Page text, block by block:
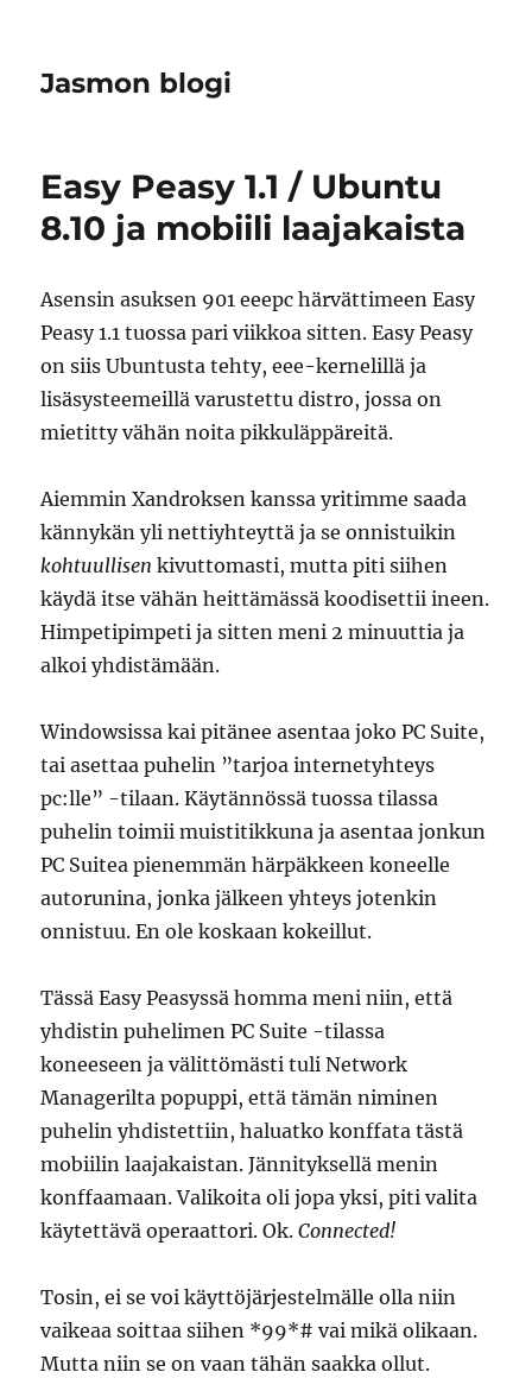
Jasmon blogi
Easy Peasy 1.1 / Ubuntu
8.10 ja mobiili laajakaista
Asensin asuksen 901 eeepc härvättimeen Easy
Peasy 1.1 tuossa pari viikkoa sitten. Easy Peasy
on siis Ubuntusta tehty, eee-kernelillä ja
lisäsysteemeillä varustettu distro, jossa on
mietitty vähän noita pikkuläppäreitä.
Aiemmin Xandroksen kanssa yritimme saada
kännykän yli nettiyhteyttä ja se onnistuikin
kohtuullisen kivuttomasti, mutta piti siihen
käydä itse vähän heittämässä koodisettii ineen.
Himpetipimpeti ja sitten meni 2 minuuttia ja
alkoi yhdistämään.
Windowsissa kai pitänee asentaa joko PC Suite,
tai asettaa puhelin ”tarjoa internetyhteys
pc:lle” -tilaan. Käytännössä tuossa tilassa
puhelin toimii muistitikkuna ja asentaa jonkun
PC Suitea pienemmän härpäkkeen koneelle
autorunina, jonka jälkeen yhteys jotenkin
onnistuu. En ole koskaan kokeillut.
Tässä Easy Peasyssä homma meni niin, että
yhdistin puhelimen PC Suite -tilassa
koneeseen ja välittömästi tuli Network
Managerilta popuppi, että tämän niminen
puhelin yhdistettiin, haluatko konffata tästä
mobiilin laajakaistan. Jännityksellä menin
konffaamaan. Valikoita oli jopa yksi, piti valita
käytettävä operaattori. Ok.Connected!
Tosin, ei se voi käyttöjärjestelmälle olla niin
vaikeaa soittaa siihen *99*# vai mikä olikaan.
Mutta niin se on vaan tähän saakka ollut.